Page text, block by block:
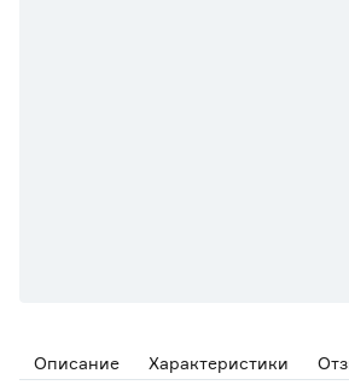
Описание Характеристики